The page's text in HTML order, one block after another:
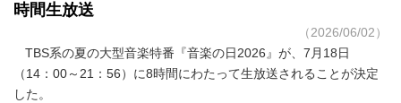
時間生放送
（2026/06/02）
TBS系の夏の大型音楽特番『音楽の日2026』が、7月18日
（14：00～21：56）に8時間にわたって生放送されることが決定
した。